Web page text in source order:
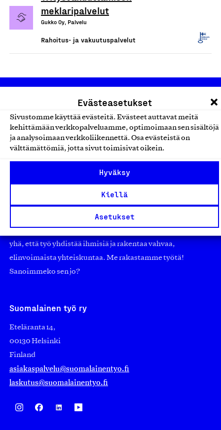
Evästeasetukset
Sivustomme käyttää evästeitä. Evästeet auttavat meitä
kehittämään verkkopalveluamme, optimoimaan sen sisältöjä
ja analysoimaan verkkoliikennettä. Osa evästeistä on
välttämättömiä, jotta sivut toimisivat oikein.
Hyväksy
Kiellä
Asetukset
meklaripalvelut
Gukko Oy, Palvelu
Rahoitus- ja vakuutuspalvelut
Olemme jäsentemme omistama puolueeton,
työmarkkinajärjestöistä riippumaton yhdistys.
Jäseninämme on koko suomalaisen yhteiskunnan kirjo
edistämään suomalaista työtä ja teollisuutta sekä
yhä, että työ yhdistää ihmisiä ja rakentaa vahvaa,
elinvoimaista yhteiskuntaa. Me rakastamme työtä!
Sanoimmeko sen jo?
Suomalainen työ ry
Eteläranta 14,
00130 Helsinki
Finland
asiakaspalvelu@suomalainentyo.fi
laskutus@suomalainentyo.fi